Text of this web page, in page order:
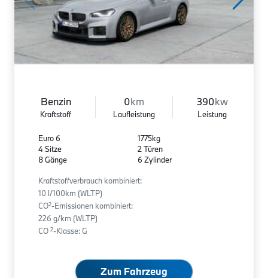
Benzin
Kraftstoff
0km
Laufleistung
390kw
Leistung
Euro 6
4 Sitze
8 Gänge
1775kg
2 Türen
6 Zylinder
Kraftstoffverbrauch kombiniert:
10 l/100km (WLTP)
CO2-Emissionen kombiniert:
226 g/km (WLTP)
CO 2-Klasse: G
Zum Fahrzeug